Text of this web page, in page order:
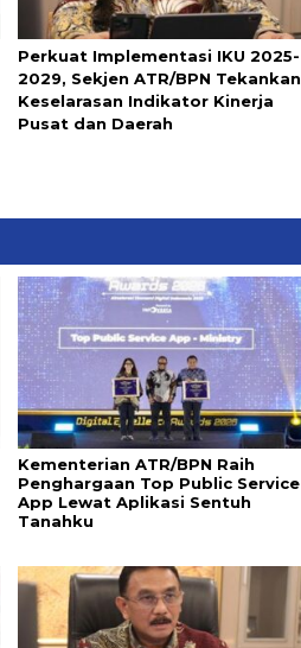
Perkuat Implementasi IKU 2025-
2029, Sekjen ATR/BPN Tekankan
Keselarasan Indikator Kinerja
Pusat dan Daerah
Kementerian ATR/BPN Raih
Penghargaan Top Public Service
App Lewat Aplikasi Sentuh
Tanahku